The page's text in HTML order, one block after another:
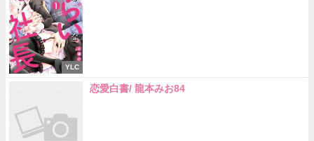
YLC
恋愛白書/ 龍本みお84